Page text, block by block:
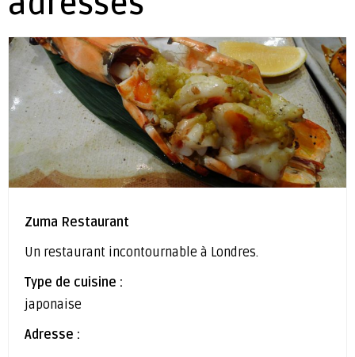
Zuma Restaurant
Un restaurant incontournable à Londres.
Type de cuisine :
japonaise
Adresse :